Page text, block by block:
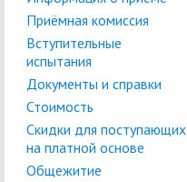
Приёмная комиссия
Вступительные
испытания
Документы и справки
Стоимость
Скидки для поступающих
на платной основе
Общежитие